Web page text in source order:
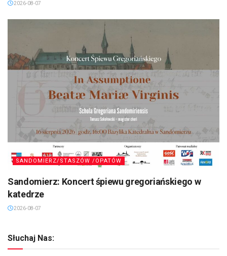
2026-08-07
SANDOMIERZ/STASZÓW /OPATÓW
Sandomierz: Koncert śpiewu gregoriańskiego w
katedrze
2026-08-07
Słuchaj Nas: